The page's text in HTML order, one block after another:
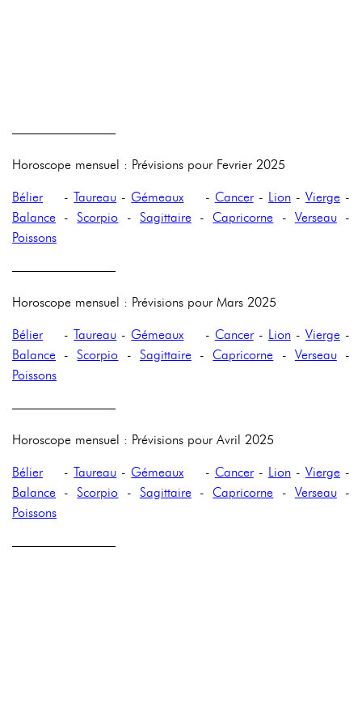
————————
Horoscope mensuel : Prévisions pour Fevrier 2025
Bélier-Taureau - Gémeaux - Cancer- Lion- Vierge-
Balance -Scorpio - Sagittaire- Capricorne - Verseau-
Poissons
————————
Horoscope mensuel : Prévisions pour Mars 2025
Bélier-Taureau - Gémeaux - Cancer- Lion- Vierge-
Balance -Scorpio - Sagittaire- Capricorne - Verseau-
Poissons
————————
Horoscope mensuel : Prévisions pour Avril 2025
Bélier-Taureau - Gémeaux - Cancer- Lion- Vierge-
Balance -Scorpio - Sagittaire- Capricorne - Verseau-
Poissons
————————